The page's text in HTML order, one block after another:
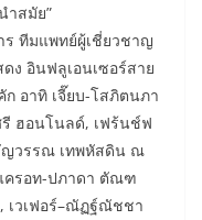
ำสมัย”
ร ทีมแพทย์ผู้เชี่ยวชาญ
ง อินฟลูเอนเซอร์สาย
ก อาทิ เจี๊ยบ-โสภิตนภา
ฮอนโนลด์, เฟร้นช์ฟ
ญวรรณ เทพหัสดิน ณ
ครอท-ปภาดา ตัณฑ
เวเฟอร์–ณัฏฐ์ณัชชา